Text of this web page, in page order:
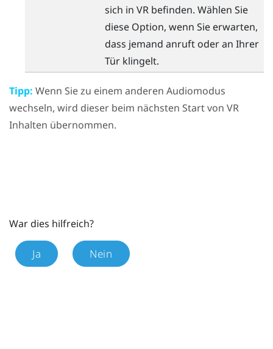
sich in VR befinden. Wählen Sie
diese Option, wenn Sie erwarten,
dass jemand anruft oder an Ihrer
Tür klingelt.
Tipp: Wenn Sie zu einem anderen Audiomodus
wechseln, wird dieser beim nächsten Start von VR
Inhalten übernommen.
War dies hilfreich?
Ja Nein